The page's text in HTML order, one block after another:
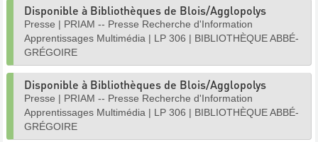
Disponible à Bibliothèques de Blois/Agglopolys
Presse | PRIAM -- Presse Recherche d'Information
Apprentissages Multimédia | LP 306 | BIBLIOTHÈQUE ABBÉ-
GRÉGOIRE
Disponible à Bibliothèques de Blois/Agglopolys
Presse | PRIAM -- Presse Recherche d'Information
Apprentissages Multimédia | LP 306 | BIBLIOTHÈQUE ABBÉ-
GRÉGOIRE